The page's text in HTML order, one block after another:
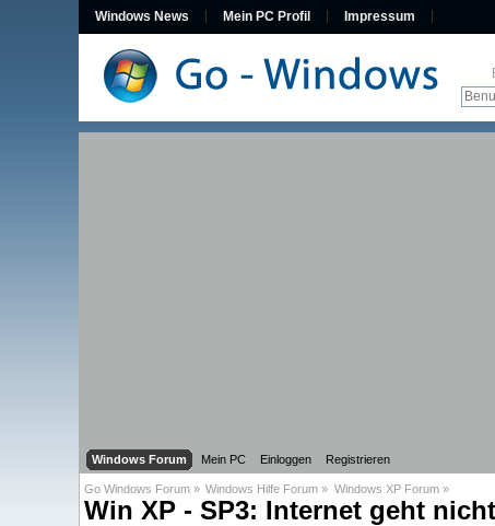
Windows News Mein PC Profil Impressum
Windows Forum Mein PC Einloggen Registrieren
Go Windows Forum » Windows Hilfe Forum » Windows XP Forum»
Win XP - SP3: Internet geht